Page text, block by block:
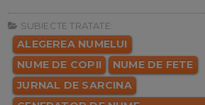
SUBIECTE TRATATE:
ALEGEREA NUMELUI
NUME DE COPII
NUME DE FETE
JURNAL DE SARCINA